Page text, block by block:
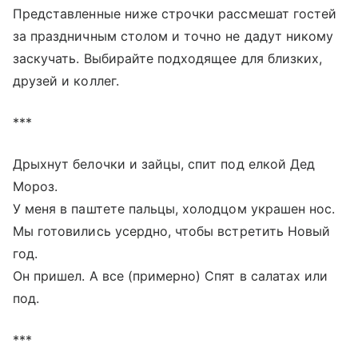
Представленные ниже строчки рассмешат гостей
за праздничным столом и точно не дадут никому
заскучать. Выбирайте подходящее для близких,
друзей и коллег.
***
Дрыхнут белочки и зайцы, спит под елкой Дед
Мороз.
У меня в паштете пальцы, холодцом украшен нос.
Мы готовились усердно, чтобы встретить Новый
год.
Он пришел. А все (примерно) Спят в салатах или
под.
***